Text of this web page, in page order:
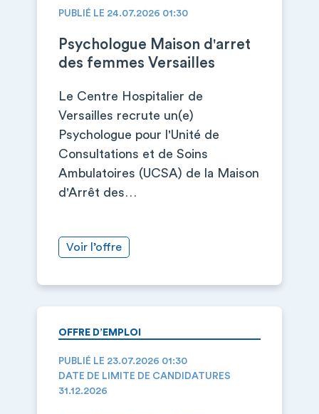
PUBLIÉ LE 24.07.2026 01:30
Psychologue Maison d'arret
des femmes Versailles
Le Centre Hospitalier de
Versailles recrute un(e)
Psychologue pour l'Unité de
Consultations et de Soins
Ambulatoires (UCSA) de la Maison
d'Arrêt des…
Voir l’offre
OFFRE D’EMPLOI
PUBLIÉ LE 23.07.2026 01:30
DATE DE LIMITE DE CANDIDATURES
31.12.2026